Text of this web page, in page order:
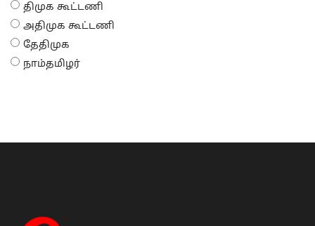
திமுக கூட்டணி
அதிமுக கூட்டணி
தேதிமுக
நாம்தமிழர்